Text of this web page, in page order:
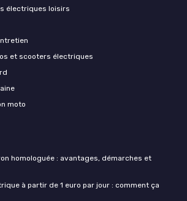
électriques loisirs
et scooters électriques
moto
homologuée : avantages, démarches et
à partir de 1 euro par jour : comment ça